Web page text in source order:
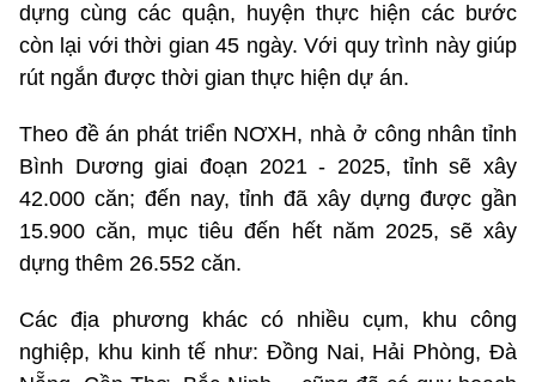
dựng cùng các quận, huyện thực hiện các bước
còn lại với thời gian 45 ngày. Với quy trình này giúp
rút ngắn được thời gian thực hiện dự án.
Theo đề án phát triển NƠXH, nhà ở công nhân tỉnh
Bình Dương giai đoạn 2021 - 2025, tỉnh sẽ xây
42.000 căn; đến nay, tỉnh đã xây dựng được gần
15.900 căn, mục tiêu đến hết năm 2025, sẽ xây
dựng thêm 26.552 căn.
Các địa phương khác có nhiều cụm, khu công
nghiệp, khu kinh tế như: Đồng Nai, Hải Phòng, Đà